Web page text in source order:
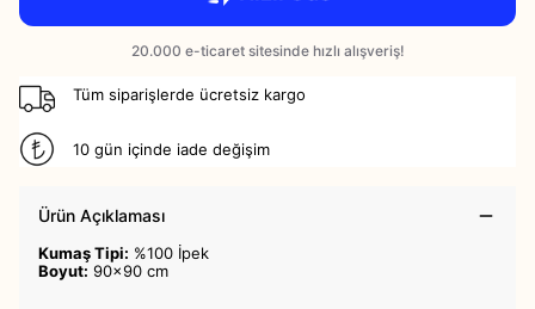
Tüm siparişlerde ücretsiz kargo
10 gün içinde iade değişim
Ürün Açıklaması
Kumaş Tipi: %100 İpek
Boyut: 90x90 cm